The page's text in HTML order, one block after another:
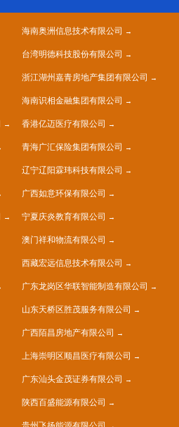
海南奥洲信息技术有限公司
台湾明德科技股份有限公司
浙江湖州嘉青房地产集团有限公司
海南识相金融集团有限公司
香港亿迈医疗有限公司
青海广汇保险集团有限公司
辽宁辽阳霖玮科技有限公司
广西如意环保有限公司
宁夏庆炎教育有限公司
澳门祥和物流有限公司
西藏宏远信息技术有限公司
广东龙岗区华联智能制造有限公司
山东天桥区胜茂服务有限公司
广西陌昌房地产有限公司
上海崇明区顺昌医疗有限公司
广东汕头金茂证券有限公司
陕西百盛能源有限公司